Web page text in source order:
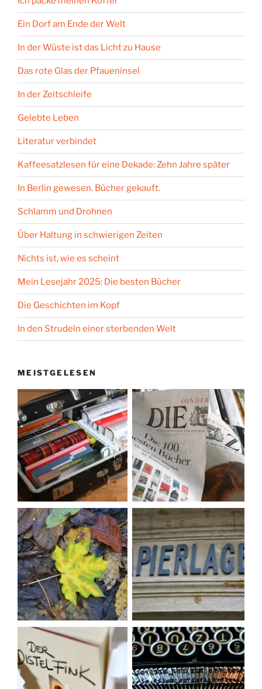
Ein Dorf am Ende der Welt
In der Wüste ist das Licht zu Hause
Das rote Glas der Pfaueninsel
In der Zeitschleife
Gelebte Leben
Literatur verbindet
Kaffeesatzlesen für eine Dekade: Zehn Jahre später
In Berlin gewesen. Bücher gekauft.
Schlamm und Drohnen
Über Haltung in schwierigen Zeiten
Nichts ist, wie es scheint
Mein Lesejahr 2025: Die besten Bücher
Die Geschichten im Kopf
In den Strudeln einer sterbenden Welt
MEISTGELESEN